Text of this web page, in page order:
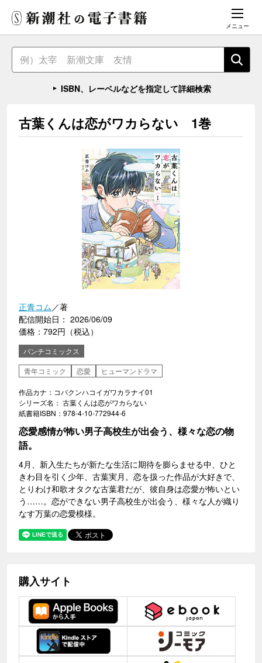
メニュー
ISBN、レーベルなどを指定して詳細検索
古葉くんは恋がワカらない 1巻
正青コム／著
配信開始日： 2026/06/09
価格：792円（税込）
バンチコミックス
青年コミック
恋愛 ヒューマンドラマ
作品カナ：コバクンハコイガワカラナイ01
シリーズ名： 古葉くんは恋がワカらない
紙書籍ISBN：978-4-10-772944-6
恋愛感情が怖い男子高校生が出会う、様々な恋の物
語。
4月、新入生たちが新たな生活に期待を膨らませる中、ひと
きわ目を引く少年、古葉実月。恋を扱った作品が大好きで、
とりわけ和歌オタクな古葉君だが、彼自身は恋愛が怖いとい
う……。恋ができない男子高校生が出会う、様々な人が織り
なす万葉の恋愛模様。
購入サイト